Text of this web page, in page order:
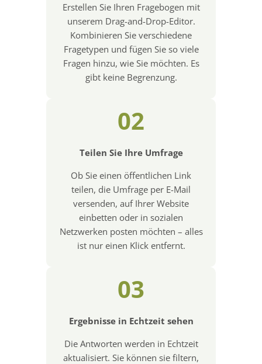
Erstellen Sie Ihren Fragebogen mit
unserem Drag-and-Drop-Editor.
Kombinieren Sie verschiedene
Fragetypen und fügen Sie so viele
Fragen hinzu, wie Sie möchten. Es
gibt keine Begrenzung.
02
Teilen Sie Ihre Umfrage
Ob Sie einen öffentlichen Link
teilen, die Umfrage per E-Mail
versenden, auf Ihrer Website
einbetten oder in sozialen
Netzwerken posten möchten – alles
ist nur einen Klick entfernt.
03
Ergebnisse in Echtzeit sehen
Die Antworten werden in Echtzeit
aktualisiert. Sie können sie filtern,